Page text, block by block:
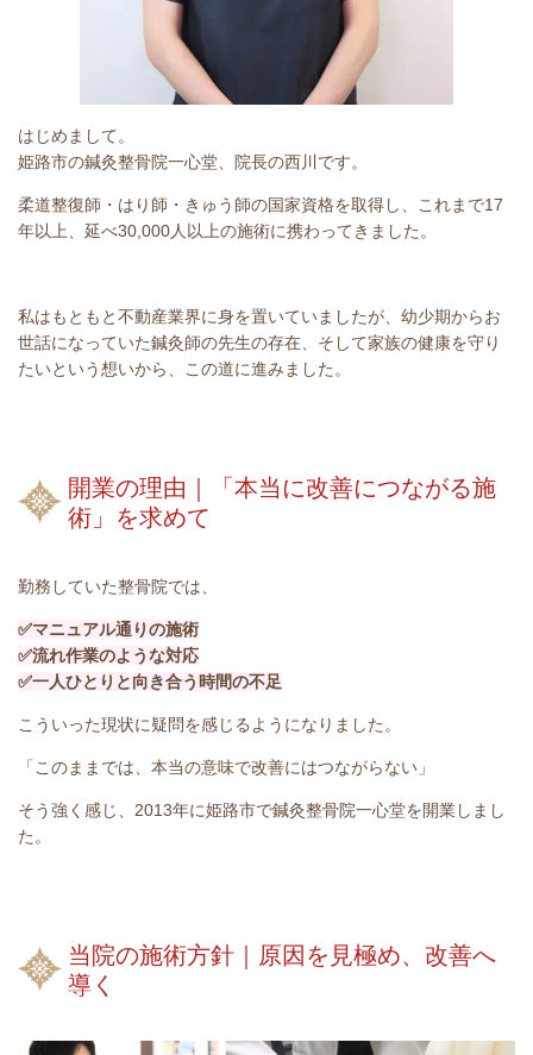
はじめまして。
姫路市の鍼灸整骨院一心堂、院長の西川です。
柔道整復師・はり師・きゅう師の国家資格を取得し、これまで17
年以上、延べ30,000人以上の施術に携わってきました。
私はもともと不動産業界に身を置いていましたが、幼少期からお
世話になっていた鍼灸師の先生の存在、そして家族の健康を守り
たいという想いから、この道に進みました。
開業の理由｜「本当に改善につながる施
術」を求めて
勤務していた整骨院では、
✅マニュアル通りの施術
✅流れ作業のような対応
✅一人ひとりと向き合う時間の不足
こういった現状に疑問を感じるようになりました。
「このままでは、本当の意味で改善にはつながらない」
そう強く感じ、2013年に姫路市で鍼灸整骨院一心堂を開業しまし
た。
当院の施術方針｜原因を見極め、改善へ
導く